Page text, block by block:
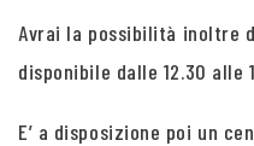
Avrai la possibilità inoltre
disponibile dalle 12.30 alle
E’ a disposizione poi un